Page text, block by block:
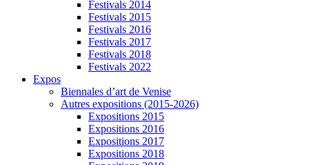
Festivals 2014
Festivals 2015
Festivals 2016
Festivals 2017
Festivals 2018
Festivals 2022
Expos
Biennales d’art de Venise
Autres expositions (2015-2026)
Expositions 2015
Expositions 2016
Expositions 2017
Expositions 2018